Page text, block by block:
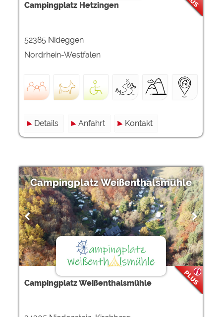
Campingplatz Hetzingen
52385 Nideggen
Nordrhein-Westfalen
Details Anfahrt Kontakt
Campingplatz Weißenthalsmühle
Campingplatz Weißenthalsmühle